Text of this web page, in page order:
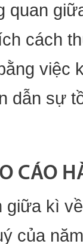
quan
cách
việc
dẫn sự
CÁO
giữa kì
của